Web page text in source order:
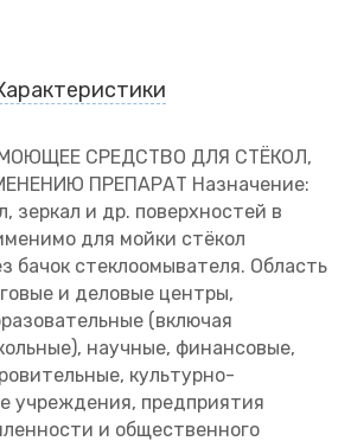
МОЮЩЕЕ СРЕДСТВО ДЛЯ СТЁКОЛ,
ПРЕПАРАТ Назначение:
зеркал и др. поверхностей в
для мойки стёкол
бачок стеклоомывателя. Область
и деловые центры,
(включая
научные, финансовые,
культурно-
учреждения, предприятия
и общественного